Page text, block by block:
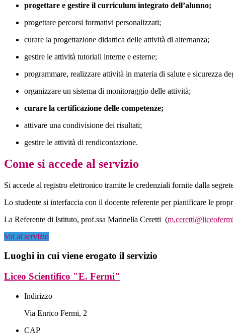
progettare e gestire il curriculum integrato dell’alunno;
progettare percorsi formativi personalizzati;
curare la progettazione didattica delle attività di alternanza;
gestire le attività tutoriali interne e esterne;
programmare, realizzare attività in materia di salute e sicurezza
organizzare un sistema di monitoraggio delle attività;
curare la certificazione delle competenze;
attivare una condivisione dei risultati;
gestire le attività di rendicontazione.
Come si accede al servizio
Si accede al registro elettronico tramite le credenziali fornite dalla
Lo studente si interfaccia con il docente referente per pianificare le
La Referente di Istituto, prof.ssa Marinella Ceretti (
Vai al servizio
Luoghi in cui viene erogato il servizio
Liceo Scientifico "E. Fermi"
Indirizzo
Via Enrico Fermi, 2
CAP